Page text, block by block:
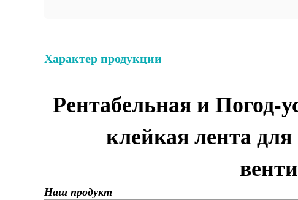
Характер продукции
Рентабельная и Погод-
клейкая лента
Наш продукт